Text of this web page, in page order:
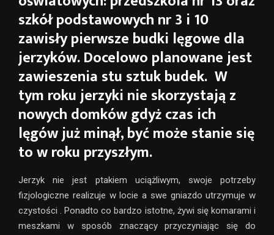
szkół podstawowych nr 3 i 10
zawisły pierwsze budki lęgowe dla
jerzyków. Docelowo planowane jest
zawieszenia stu sztuk budek. W
tym roku jerzyki nie skorzystają z
nowych domków gdyż czas ich
lęgów już minął, być może stanie się
to w roku przyszłym.
Jerzyk nie jest ptakiem uciążliwym, swoje potrzeby
fizjologiczne realizuje w locie a swe gniazdo utrzymuje w
czystości . Ponadto co bardzo istotne, żywi się komarami i
meszkami w sposób znaczący przyczyniając się do